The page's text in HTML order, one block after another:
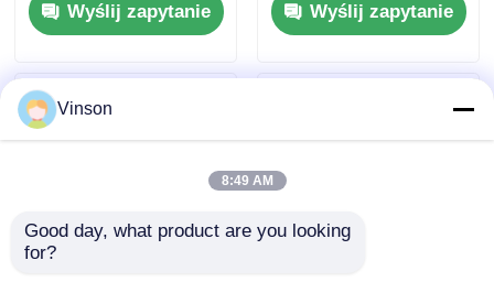
filtrach do użytku w
biurze domowym
Wyślij zapytanie
Blue RO z
przypomnieniem o
Wyślij zapytanie
Vinson
8:49 AM
Good day, what product are you looking
for?